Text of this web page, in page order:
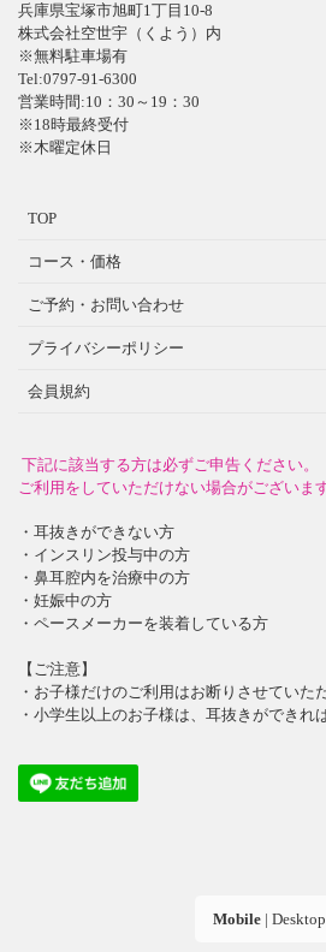
兵庫県宝塚市旭町1丁目10-8
株式会社空世宇（くよう）内
※無料駐車場有
Tel:0797-91-6300
営業時間:10：30～19：30
※18時最終受付
※木曜定休日
TOP
コース・価格
ご予約・お問い合わせ
プライバシーポリシー
会員規約
下記に該当する方は必ずご申告ください。
ご利用をしていただけない場合がございます
・耳抜きができない方
・インスリン投与中の方
・鼻耳腔内を治療中の方
・妊娠中の方
・ペースメーカーを装着している方
【ご注意】
・お子様だけのご利用はお断りさせていた
・小学生以上のお子様は、耳抜きができれ
Mobile | Desktop